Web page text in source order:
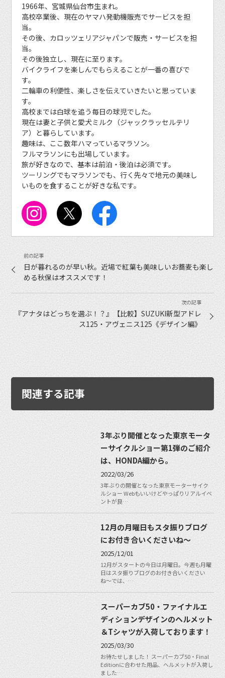
1966年、宮城県仙台市生まれ。
高校卒業後、現在のヤマハ発動機販売でサービスを担
当。
その後、カロッツェリアジャパンで販売・サービスを担
当。
その後独立し、現在に至ります。
バイクライフを楽しんでもらえることが一番の喜びで
す。
二輪車の利便性、楽しさを伝えていきたいと思っていま
す。
高校までは白球を追う毎日の球児でした。
現在は妻と子供と愛犬ミルク（ジャックラッセルテリ
ア）と暮らしています。
趣味は、ここ数年ハマっているマラソン。
フルマラソンにも出場しています。
旅が好きなので、基本は前泊・後泊は必須です。
ツーリングでもマラソンでも、行く先々で地元の美味し
いものを食することが好きな私です。
日が暮れるのが早い秋。近場で紅葉も美味しいお蕎麦も楽し
める秋保はオススメです！
『アナタはどっちを選ぶ！？』【比較】SUZUKI新型アドレ
ス125・アヴェニス125《デザイン編》
関連する記事
3年ぶり開催となった東京モータ
ーサイクルショー第1弾のご紹介
は、HONDA編から。
2022/03/26
3年ぶりの開催となった東京モーターサイク
ルショー Webもいいけどやっぱりリアルイベ
ントが良…
12月の月曜日もスタ振りブログ
にお付き合いくださいね〜
2025/12/01
12月がスタートの今日は月曜日。今週も月曜
日はスタ振りブログのお付き合いください
ね〜では、…
スーパーカブ50・ファイナルエ
ディションデザインのヘルメット
＆Tシャツが入荷しております！
2025/03/30
お待たせしました！ スーパーカブ50・Final
Editionに合わせた用品、ヘルメットが入荷し
ました…